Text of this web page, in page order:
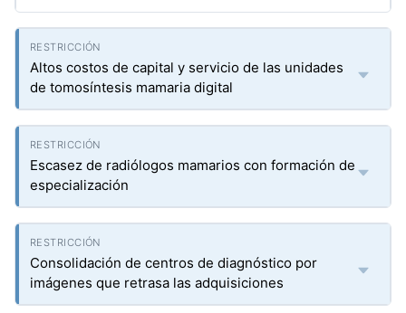
Altos costos de capital y servicio de las unidades
de tomosíntesis mamaria digital
Escasez de radiólogos mamarios con formación de
especialización
Consolidación de centros de diagnóstico por
imágenes que retrasa las adquisiciones